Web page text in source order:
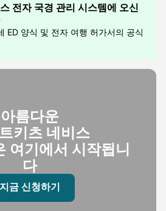
전자 국경 관리 시스템에 오신
ED 양식 및 전자 여행 허가서의 공식
아름다운
키츠 네비스
여기에서 시작됩니
다
지금 신청하기